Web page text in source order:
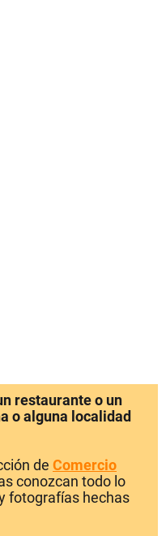
restaurante o un
o alguna localidad
de Comercio
conozcan todo lo
fotografías hechas